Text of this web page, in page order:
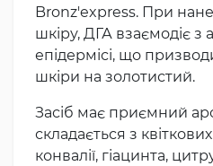
Bronz'express. При
шкіру, ДГА взаємодіє з
епідермісі, що
шкіри на золотистий.
Засіб має приємний
складається з
конвалії, гіацинта,